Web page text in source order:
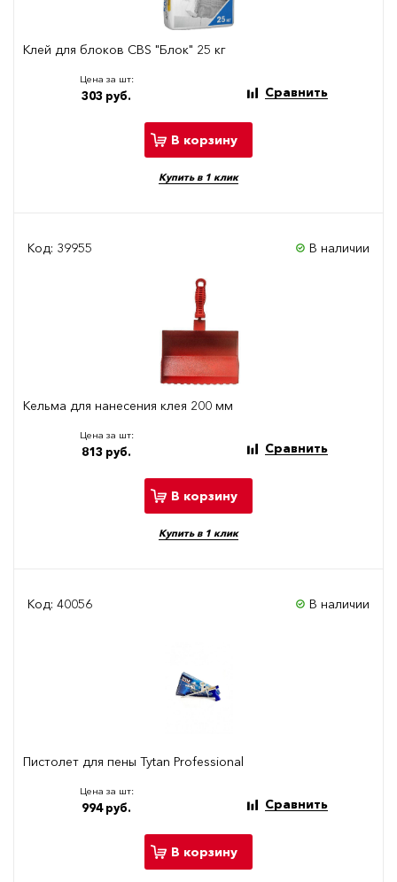
Клей для блоков CBS "Блок" 25 кг
Цена за шт:
303 руб. Сравнить
В корзину
Купить в 1 клик
Код: 39955 В наличии
Кельма для нанесения клея 200 мм
Цена за шт:
813 руб. Сравнить
В корзину
Купить в 1 клик
Код: 40056 В наличии
Пистолет для пены Tytan Professional
Цена за шт:
994 руб. Сравнить
В корзину